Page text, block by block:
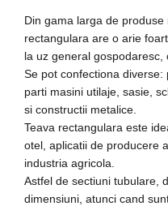
Din gama larga de
rectangulara are o arie
la uz general gospodaresc,
Se pot confectiona
parti masini utilaje, sasie,
si constructii metalice.
Teava rectangulara este
otel, aplicatii de producere
industria agricola.
Astfel de sectiuni tubulare,
dimensiuni, atunci cand